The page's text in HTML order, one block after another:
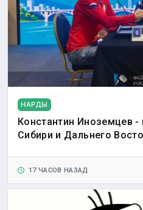
НАРДЫ
Константин Иноземцев -
Сибири и Дальнего
17 ЧАСОВ НАЗАД